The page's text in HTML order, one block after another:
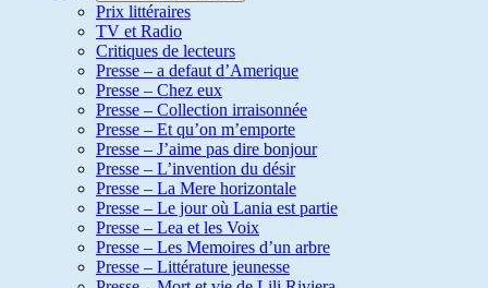
Prix littéraires
TV et Radio
Critiques de lecteurs
Presse – a defaut d’Amerique
Presse – Chez eux
Presse – Collection irraisonnée
Presse – Et qu’on m’emporte
Presse – J’aime pas dire bonjour
Presse – L’invention du désir
Presse – La Mere horizontale
Presse – Le jour où Lania est partie
Presse – Lea et les Voix
Presse – Les Memoires d’un arbre
Presse – Littérature jeunesse